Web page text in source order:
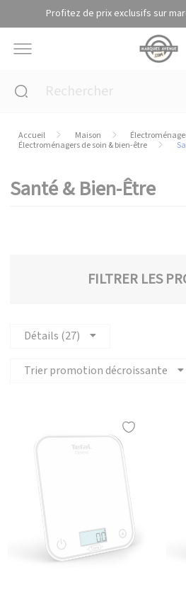
Profitez de prix exclusifs sur
Accueil Maison
Électroménagers de soin & bien-être
Santé & Bien-Être
FILTRER LES
Détails (27)
Trier promotion décroissante
Panneau de gestion des cookies